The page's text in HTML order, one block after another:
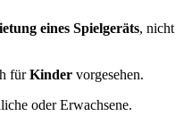
eines Spielgeräts, nicht
fürKinder vorgesehen.
oder Erwachsene.